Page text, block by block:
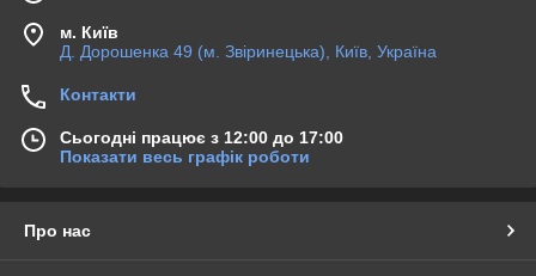
м. Київ
Д. Дорошенка 49 (м. Звіринецька), Київ, Україна
Контакти
Сьогодні працює з 12:00 до 17:00
Показати весь графік роботи
Про нас